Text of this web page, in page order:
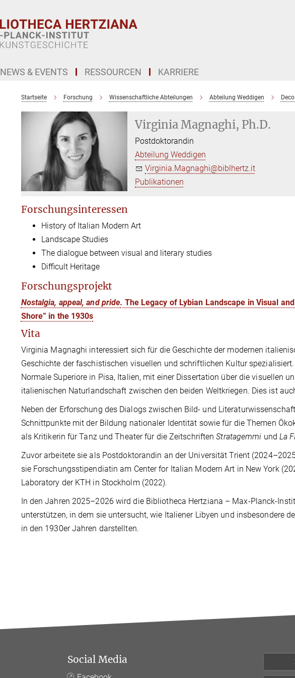
NEWS & EVENTS RESSOURCEN KARRIERE
Startseite Forschung Wissenschaftliche Abteilungen Abteilung Weddigen
Virginia Magnaghi, Ph.D.
Postdoktorandin
Abteilung Weddigen
Virginia.Magnaghi@biblhertz.it
Publikationen
Forschungsinteressen
History of Italian Modern Art
Landscape Studies
The dialogue between visual and literary studies
Difficult Heritage
Forschungsprojekt
Nostalgia, appeal, and pride. The Legacy of Lybian Landscape in Visual
Shore” in the 1930s
Vita
Virginia Magnaghi interessiert sich für die Geschichte der modernen
Geschichte der faschistischen visuellen und schriftlichen Kultur
Normale Superiore in Pisa, Italien, mit einer Dissertation über die visuellen
italienischen Naturlandschaft zwischen den beiden Weltkriegen. Dies ist
Neben der Erforschung des Dialogs zwischen Bild- und
Schnittpunkte mit der Bildung nationaler Identität sowie für die Themen
als Kritikerin für Tanz und Theater für die ZeitschriftenStratagemmi und La
Zuvor arbeitete sie als Postdoktorandin an der Universität Trient
sie Forschungsstipendiatin am Center for Italian Modern Art in New York
Laboratory der KTH in Stockholm (2022).
In den Jahren 2025–2026 wird die Bibliotheca Hertziana – Max-Planck-
unterstützen, in dem sie untersucht, wie Italiener Libyen und insbesondere
in den 1930er Jahren darstellten.
Social Media